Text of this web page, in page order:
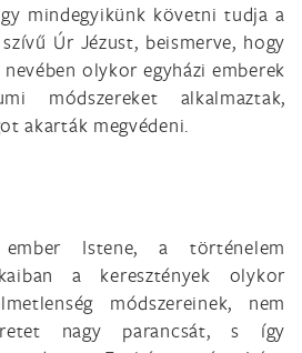
mindegyikünk követni tudja a
Úr Jézust, beismerve, hogy
olykor egyházi emberek
módszereket alkalmaztak,
akarták megvédeni.
Istene, a történelem
a keresztények olykor
módszereinek, nem
nagy parancsát, s így